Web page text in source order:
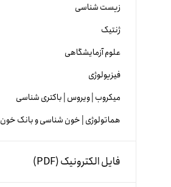
زیست شناسی
ژنتیک
علوم آزمایشگاهی
فیزیولوژی
میکروب | ویروس | باکتری شناسی
هماتولوژی | خون شناسی و بانک خون
فایل الکترونیک (PDF)